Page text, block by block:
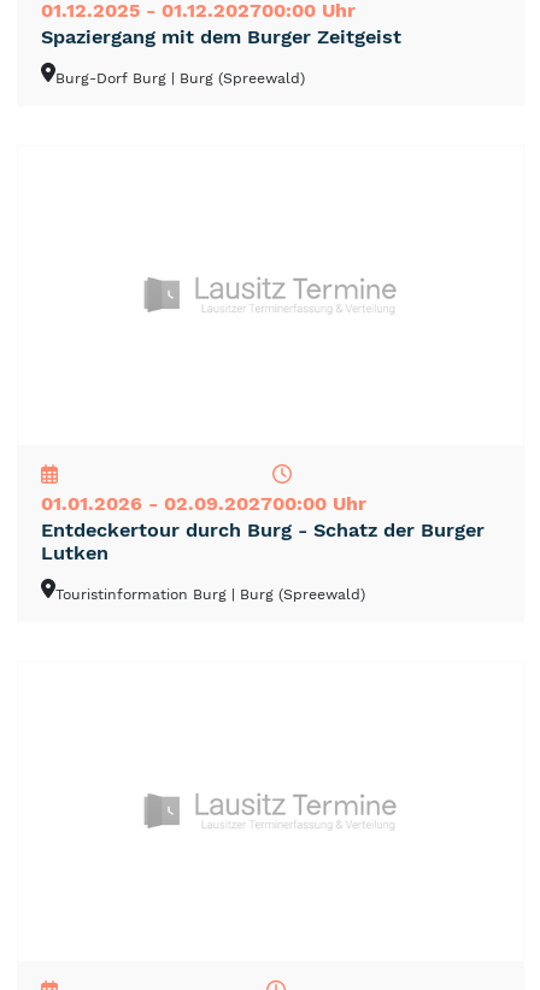
01.12.2025 - 01.12.202700:00 Uhr
Spaziergang mit dem Burger Zeitgeist
Burg-Dorf Burg | Burg (Spreewald)
01.01.2026 - 02.09.202700:00 Uhr
Entdeckertour durch Burg - Schatz der Burger
Lutken
Touristinformation Burg | Burg (Spreewald)